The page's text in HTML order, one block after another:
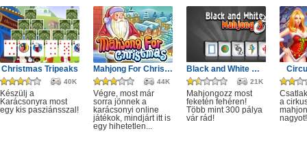
Christmas Tripeaks
40K
Készülj a
Karácsonyra most
egy kis pasziánsszal!
Mahjong For Christmas
44K
Végre, most már
sorra jönnek a
karácsonyi online
játékok, mindjárt itt is
egy hihetetlen...
Black and White Mahjong 3
21K
Mahjongozz most
feketén fehéren!
Több mint 300 pálya
vár rád!
a
nagyot!